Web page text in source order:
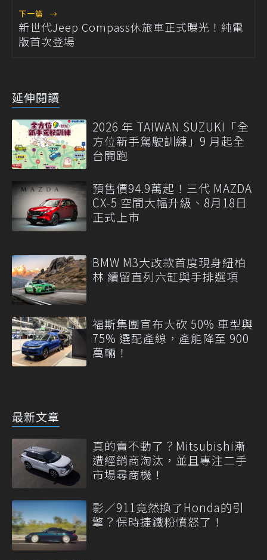
下一篇 →
新世代Jeep Compass休旅車正式曝光！純電
版首次登場
延伸閱讀
2026 年 TAIWAN SUZUKI「全
方位新手駕駛訓練」9 月起全
台開跑
預售價94.9萬起！三代 MAZDA
CX-5 空間大幅升級、8月18日
正式上市
BMW M3大改款首度現身紐柏
林 續留直列六缸與手排選項
福斯集團宣布大砍 50% 車型與
75% 選配產線，產能降至 900
萬輛！
最新文章
真的賣不動了？Mitsubishi漸
遭經銷商淘汰，並且專注二手
市場尋商機！
影／911竟然換了Honda的引
擎？保時捷鐵粉憤怒了！